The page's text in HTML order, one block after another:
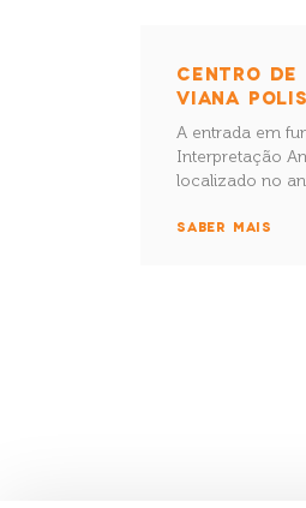
CENTRO DE
VIANA POLIS
A entrada em
Interpretação
localizado no
SABER MAIS